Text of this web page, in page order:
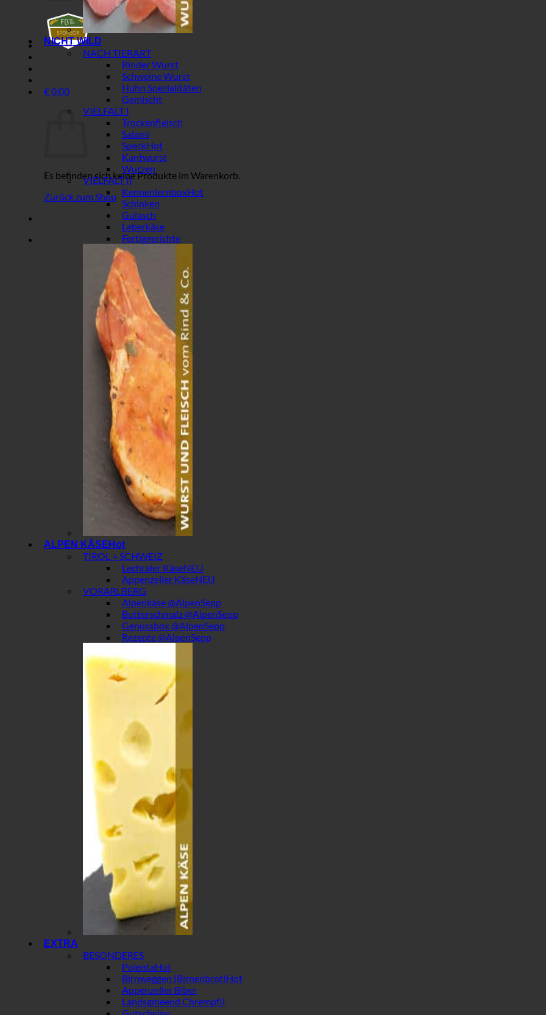
€0,00
Es befinden sich keine Produkte im Warenkorb.
Zurück zum Shop
NICHT WILD
NACH TIERART
Rinder Wurst
Schweine Wurst
Huhn Spezialitäten
Gemischt
VIELFALT I
Trockenfleisch
Salami
Speck
Kantwurst
Wurzen
VIELFALT II
Kennenlernbox
Schinken
Gulasch
Leberkäse
Fertiggerichte
ALPEN KÄSE
TIROL + SCHWEIZ
Lechtaler Käse
Appenzeller Käse
VORARLBERG
Alpenkäse @AlpenSepp
Butterschmalz @AlpenSepp
Genussbox @AlpenSepp
Rezepte @AlpenSepp
EXTRA
BESONDERES
Polenta
Birnweggen (Birnenbrot)
Appenzeller Biber
Landsgmeend Chrempfli